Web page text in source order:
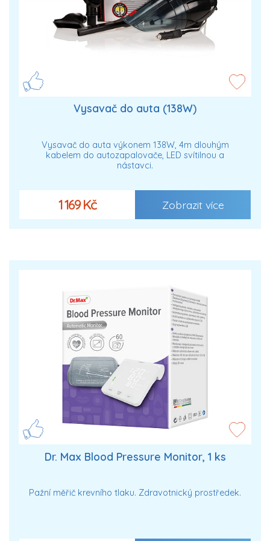
Vysavač do auta (138W)
Vysavač do auta výkonem 138W, 4m dlouhým
kabelem do autozapalovače, LED svítilnou a
nástavci.
1 169 Kč Zobrazit více
Dr. Max Blood Pressure Monitor, 1 ks
Pažní měřič krevního tlaku. Zdravotnický prostředek.